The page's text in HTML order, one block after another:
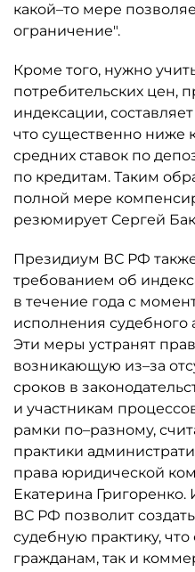
какой–то мере
ограничение".
Кроме того, нужно
потребительских цен,
индексации,
что существенно ниже
средних ставок по
по кредитам. Таким
полной мере
резюмирует Сергей
Президиум ВС РФ также
требованием об
в течение года с
исполнения судебного
Эти меры устранят
возникающую из–за
сроков в
и участникам
рамки по–разному,
практики
права юридической
Екатерина
ВС РФ позволит
судебную практику,
гражданам, так и